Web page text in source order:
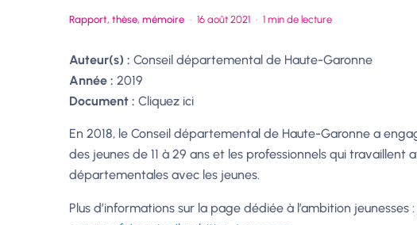
Rapport, thèse, mémoire · 16 août 2021 · 1 min de lecture
Auteur(s) : Conseil départemental de Haute-Garonne
Année : 2019
Document : Cliquez ici
En 2018, le Conseil départemental de Haute-Garonne a
des jeunes de 11 à 29 ans et les professionnels qui
départementales avec les jeunes.
Plus d’informations sur la page dédiée à l’ambition jeunesses :